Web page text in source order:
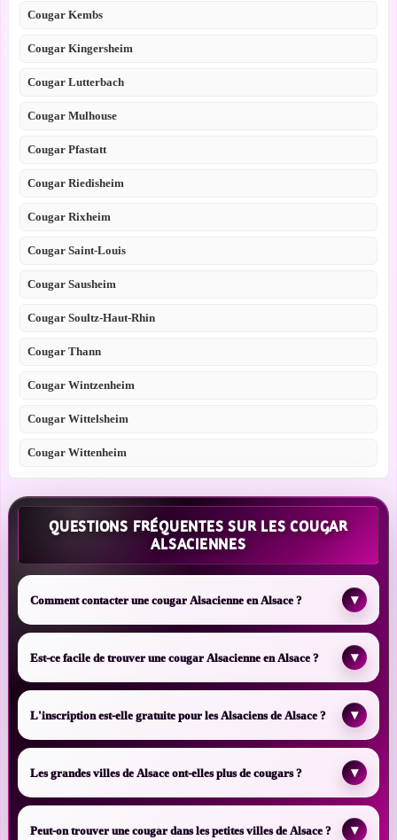
Cougar Kembs
Cougar Kingersheim
Cougar Lutterbach
Cougar Mulhouse
Cougar Pfastatt
Cougar Riedisheim
Cougar Rixheim
Cougar Saint-Louis
Cougar Sausheim
Cougar Soultz-Haut-Rhin
Cougar Thann
Cougar Wintzenheim
Cougar Wittelsheim
Cougar Wittenheim
QUESTIONS FRÉQUENTES SUR LES COUGAR
ALSACIENNES
Comment contacter une cougar Alsacienne en Alsace ? ▾
Est-ce facile de trouver une cougar Alsacienne en Alsace ? ▾
L'inscription est-elle gratuite pour les Alsaciens de Alsace ? ▾
Les grandes villes de Alsace ont-elles plus de cougars ? ▾
Peut-on trouver une cougar dans les petites villes de Alsace ? ▾